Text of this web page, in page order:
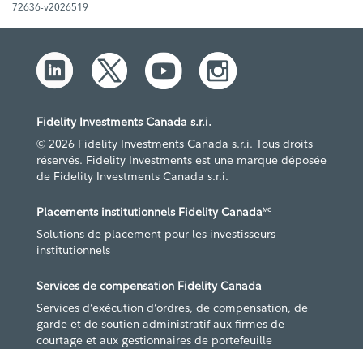
72636-v2026519
Fidelity Investments Canada s.r.i.
© 2026 Fidelity Investments Canada s.r.i. Tous droits
réservés. Fidelity Investments est une marque déposée
de Fidelity Investments Canada s.r.i.
Placements institutionnels Fidelity CanadaMC
Solutions de placement pour les investisseurs
institutionnels
Services de compensation Fidelity Canada
Services d’exécution d’ordres, de compensation, de
garde et de soutien administratif aux firmes de
courtage et aux gestionnaires de portefeuille